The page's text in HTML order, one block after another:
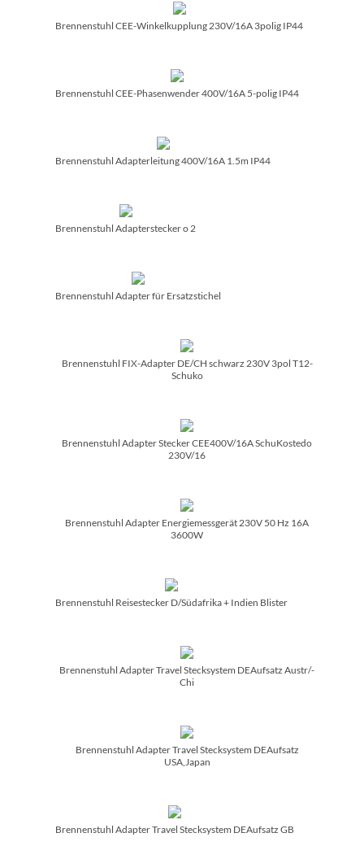
Brennenstuhl CEE-Winkelkupplung 230V/­16A 3polig IP44
Brennenstuhl CEE-Phasenwender 400V/­16A 5-polig IP44
Brennenstuhl Adapterleitung 400V/­16A 1.5m IP44
Brennenstuhl Adapterstecker o 2
Brennenstuhl Adapter für Ersatzstichel
Brennenstuhl FIX-Adapter DE/­CH schwarz 230V 3pol T12-
Schuko
Brennenstuhl Adapter Stecker CEE400V/­16A SchuKostedo
230V/­16
Brennenstuhl Adapter Energiemessgerät 230V 50 Hz 16A
3600W
Brennenstuhl Reisestecker D/­Südafrika + Indien Blister
Brennenstuhl Adapter Travel Stecksystem DEAufsatz Austr/­
Chi
Brennenstuhl Adapter Travel Stecksystem DEAufsatz
USA,Japan
Brennenstuhl Adapter Travel Stecksystem DEAufsatz GB